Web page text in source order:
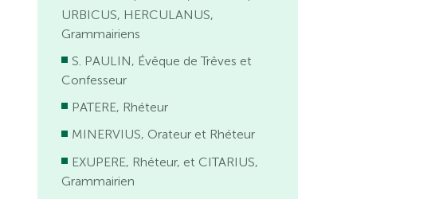
URBICUS, HERCULANUS,
Grammairiens
S. PAULIN, Évêque de Trêves et
Confesseur
PATERE, Rhéteur
MINERVIUS, Orateur et Rhéteur
EXUPERE, Rhéteur, et CITARIUS,
Grammairien